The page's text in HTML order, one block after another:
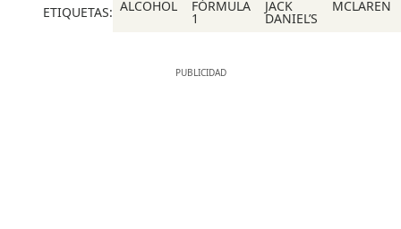
ETIQUETAS: ALCOHOL FÓRMULA
1
JACK
DANIEL’S
MCLAREN